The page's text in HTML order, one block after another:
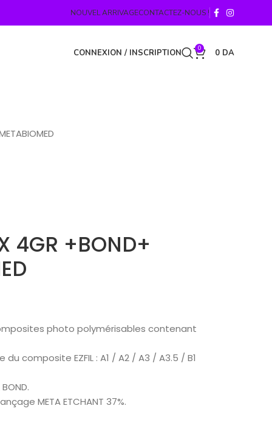
NOUVEL ARRIVAGECONTACTEZ-NOUS !
CONNEXION / INSCRIPTION 0 0 DA
4GR +BOND+
photo polymérisables contenant
composite EZFIL : A1 / A2 / A3 / A3.5 / B1
META ETCHANT 37%.